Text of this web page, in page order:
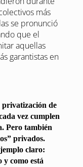
más
se pronunció
que el
aquellas
garantistas en
privatización de
vez cumplen
Pero también
privados.
claro:
y como está